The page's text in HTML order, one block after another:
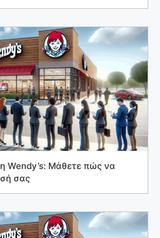
Wendy’s: Μάθετε πώς να
σας